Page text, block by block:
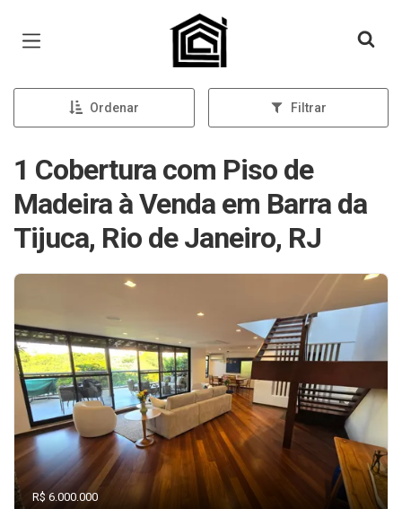
Página inicial
Ordenar Filtrar
1 Cobertura com Piso de
Madeira à Venda em Barra da
Tijuca, Rio de Janeiro, RJ
R$ 6.000.000